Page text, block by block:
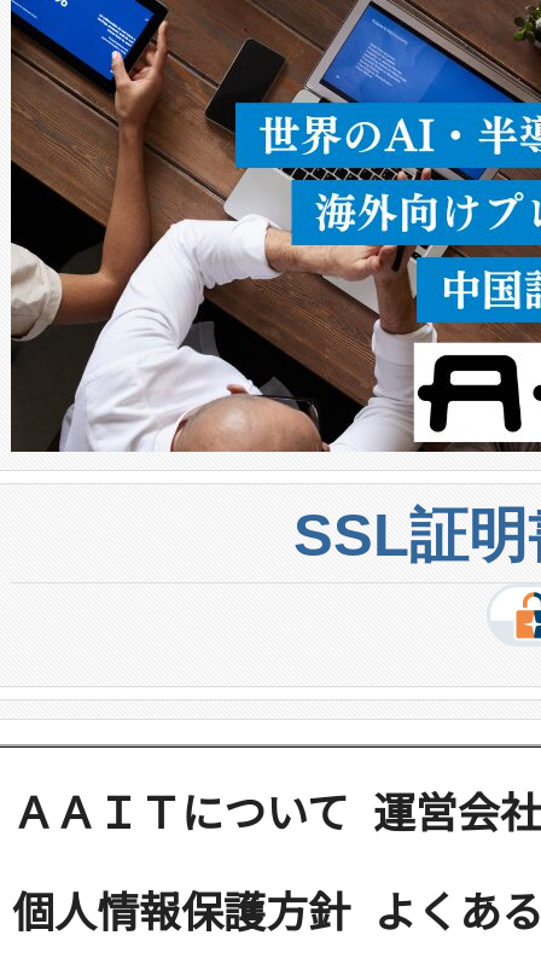
うにします。遠距離まで届く
密度なスキャ […]
SSL証
ＡＡＩＴについて 運営会社
個人情報保護方針 よくあ